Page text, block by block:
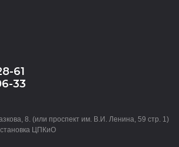
61
33
8. (или проспект им. В.И. Ленина, 59 стр. 1)
ЦПКиО